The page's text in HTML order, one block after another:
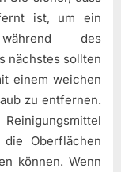
ist, um ein
des
nächstes sollten
einem weichen
zu entfernen.
Oberflächen
können. Wenn